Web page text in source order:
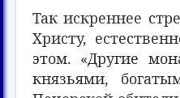
Так искреннее
Христу,
этом. «Другие
князьями,